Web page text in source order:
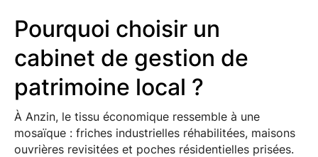
Pourquoi choisir un
cabinet de gestion de
patrimoine local ?
À Anzin, le tissu économique ressemble à une
mosaïque : friches industrielles réhabilitées, maisons
ouvrières revisitées et poches résidentielles prisées.